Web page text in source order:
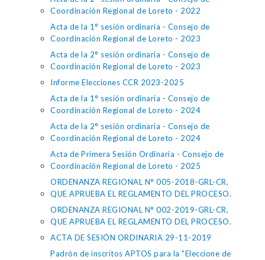
Coordinación Regional de Loreto - 2022
Acta de la 1° sesión ordinaria - Consejo de
Coordinación Regional de Loreto - 2023
Acta de la 2° sesión ordinaria - Consejo de
Coordinación Regional de Loreto - 2023
Informe Elecciones CCR 2023-2025
Acta de la 1° sesión ordinaria - Consejo de
Coordinación Regional de Loreto - 2024
Acta de la 2° sesión ordinaria - Consejo de
Coordinación Regional de Loreto - 2024
Acta de Primera Sesión Ordinaria - Consejo de
Coordinación Regional de Loreto - 2025
ORDENANZA REGIONAL N° 005-2018-GRL-CR,
QUE APRUEBA EL REGLAMENTO DEL PROCESO.
ORDENANZA REGIONAL N° 002-2019-GRL-CR,
QUE APRUEBA EL REGLAMENTO DEL PROCESO.
ACTA DE SESIÓN ORDINARIA 29-11-2019
Padrón de inscritos APTOS para la "Eleccione de